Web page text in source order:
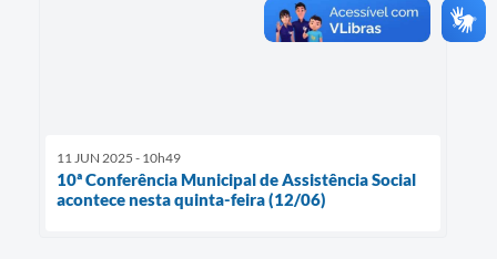
11 JUN 2025 - 10h49
10ª Conferência Municipal de Assistência Social
acontece nesta quinta-feira (12/06)